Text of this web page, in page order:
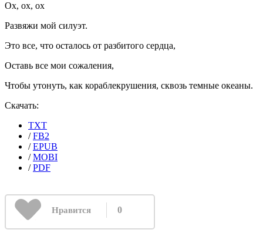
Ох, ох, ох
Развяжи мой силуэт.
Это все, что осталось от разбитого сердца,
Оставь все мои сожаления,
Чтобы утонуть, как кораблекрушения, сквозь темные океаны.
Скачать:
TXT
/FB2
/EPUB
/MOBI
/PDF
Нравится 0